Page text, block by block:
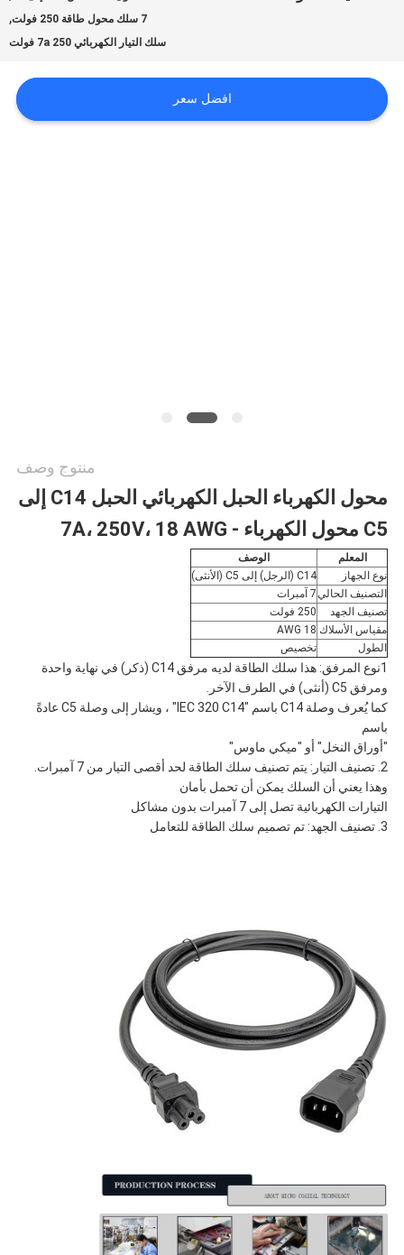
اطلب
7 سلك محول طاقة 250 فولت ,
سلك التيار الكهربائي 7a 250 فولت
افضل سعر
منتوج وصف
محول الكهرباء الحبل الكهربائي الحبل C14 إلى
C5 محول الكهرباء - 7A، 250V، 18 AWG
المعلم
الوصف
نوع الجهاز
C14 (الرجل) إلى C5 (الأنثى)
التصنيف الحالي7 آمبرات
تصنيف الجهد
250 فولت
مقياس الأسلاك 18 AWG
الطول
تخصيص
1نوع المرفق: هذا سلك الطاقة لديه مرفق C14 (ذكر) في نهاية واحدة
ومرفق C5 (أنثى) في الطرف الآخر.
كما يُعرف وصلة C14 باسم "IEC 320 C14" ، ويشار إلى وصلة C5 عادةً
باسم
"أوراق النخل" أو "ميكي ماوس"
2. تصنيف التيار: يتم تصنيف سلك الطاقة لحد أقصى التيار من 7 آمبرات.
وهذا يعني أن السلك يمكن أن تحمل بأمان
التيارات الكهربائية تصل إلى 7 آمبرات بدون مشاكل
3. تصنيف الجهد: تم تصميم سلك الطاقة للتعامل